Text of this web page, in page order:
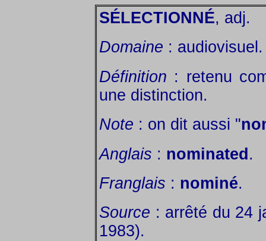
SÉLECTIONNÉ, adj.
Domaine : audiovisuel.
Définition : retenu
une distinction.
Note : on dit aussi "
Anglais : nominated .
Franglais : nominé.
Source : arrêté du 24
1983).